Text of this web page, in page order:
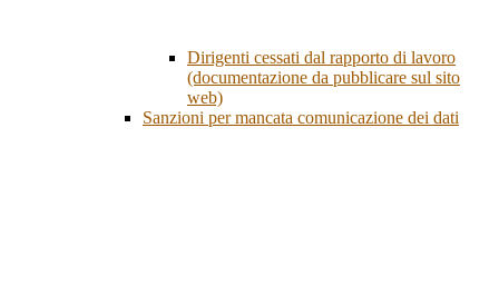
Dirigenti cessati dal rapporto di lavoro
(documentazione da pubblicare sul sito
web)
Sanzioni per mancata comunicazione dei dati